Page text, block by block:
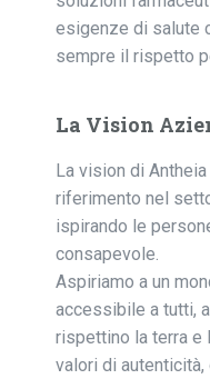
esigenze di salute
sempre il rispetto
La Vision
La vision di
riferimento nel
ispirando le
consapevole.
Aspiriamo a un
accessibile a tutti,
rispettino la terra e
valori di